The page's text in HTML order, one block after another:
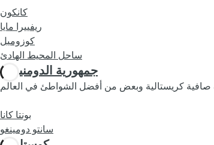
كانكون
ريفييرا مايا
كوزوميل
ساحل المحيط الهادئ
جمهورية الدومنيكان
بونتا كانا
سانتو دومينغو